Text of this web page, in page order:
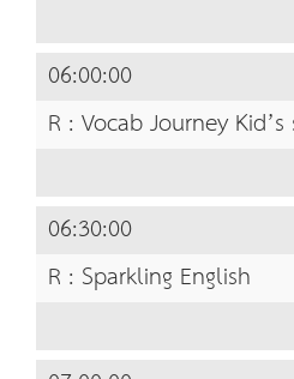
06:00:00
R : Vocab Journey
06:30:00
R : Sparkling English